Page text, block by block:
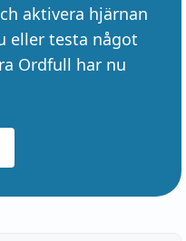
aktivera hjärnan
eller testa något
Ordfull har nu